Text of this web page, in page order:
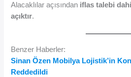
Alacaklılar açısından iflas talebi
açıktır.
Benzer Haberler:
Sinan Özen Mobilya Lojistik’in
Reddedildi